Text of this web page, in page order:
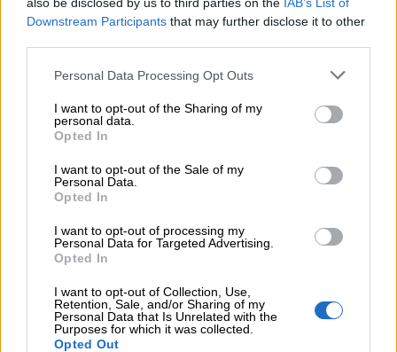
Downstream Participants that may further disclose it to other
Personal Data Processing Opt Outs
I want to opt-out of the Sharing of my
personal data.
Opted In
I want to opt-out of the Sale of my
Personal Data.
Opted In
I want to opt-out of processing my
Personal Data for Targeted Advertising.
Opted In
I want to opt-out of Collection, Use,
Retention, Sale, and/or Sharing of my
Personal Data that Is Unrelated with the
Purposes for which it was collected.
Opted Out